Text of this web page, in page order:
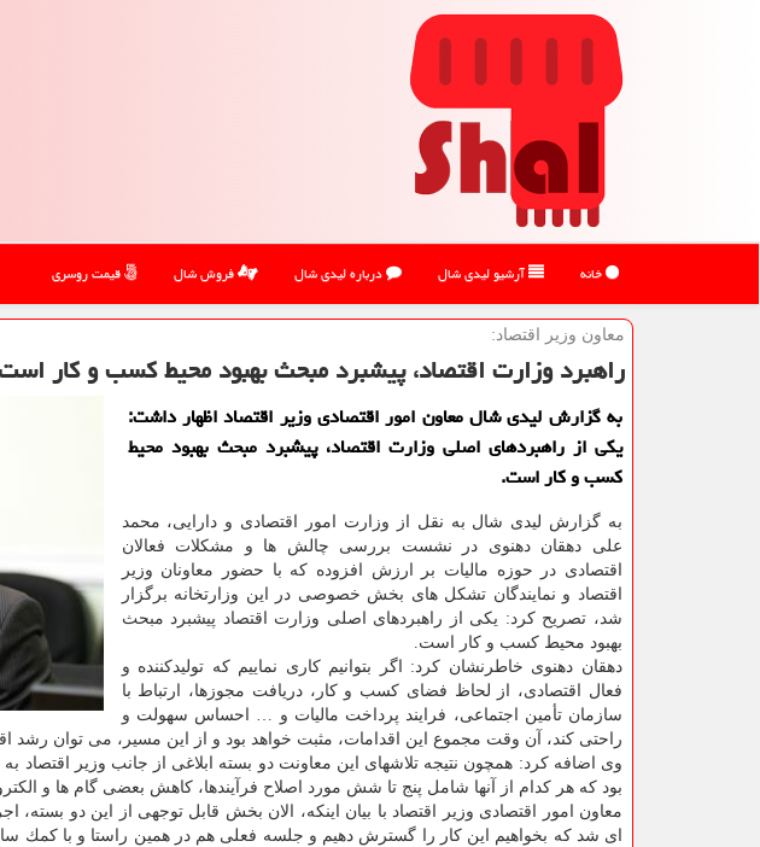
خانه آرشیو لیدی شال درباره لیدی شال فروش شال قیمت روسری
معاون وزیر اقتصاد:
راهبرد وزارت اقتصاد، پیشبرد مبحث بهبود محیط كسب و كار
به گزارش لیدی شال معاون امور اقتصادی وزیر اقتصاد اظهار داشت:
یكی از راهبردهای اصلی وزارت اقتصاد، پیشبرد مبحث بهبود محیط
كسب و كار است.
به گزارش لیدی شال به نقل از وزارت امور اقتصادی و دارایی، محمد
علی دهقان دهنوی در نشست بررسی چالش ها و مشكلات فعالان
اقتصادی در حوزه مالیات بر ارزش افزوده كه با حضور معاونان وزیر
اقتصاد و نمایندگان تشكل های بخش خصوصی در این وزارتخانه برگزار
شد، تصریح كرد: یكی از راهبردهای اصلی وزارت اقتصاد پیشبرد مبحث
بهبود محیط كسب و كار است.
دهقان دهنوی خاطرنشان كرد: اگر بتوانیم كاری نماییم كه تولیدكننده و
فعال اقتصادی، از لحاظ فضای كسب و كار، دریافت مجوزها، ارتباط با
سازمان تأمین اجتماعی، فرایند پرداخت مالیات و … احساس سهولت و
راحتی كند، آن وقت مجموع این اقدامات، مثبت خواهد بود و از این مسیر، می توان رشد
وی اضافه كرد: همچون نتیجه تلاشهای این معاونت دو بسته ابلاغی از جانب وزیر
بود كه هر كدام از آنها شامل پنج تا شش مورد اصلاح فرآیندها، كاهش بعضی گام ها و
معاون امور اقتصادی وزیر اقتصاد با بیان اینكه، الان بخش قابل توجهی از این دو
ای شد كه بخواهیم این كار را گسترش دهیم و جلسه فعلی هم در همین راستا و با كمك